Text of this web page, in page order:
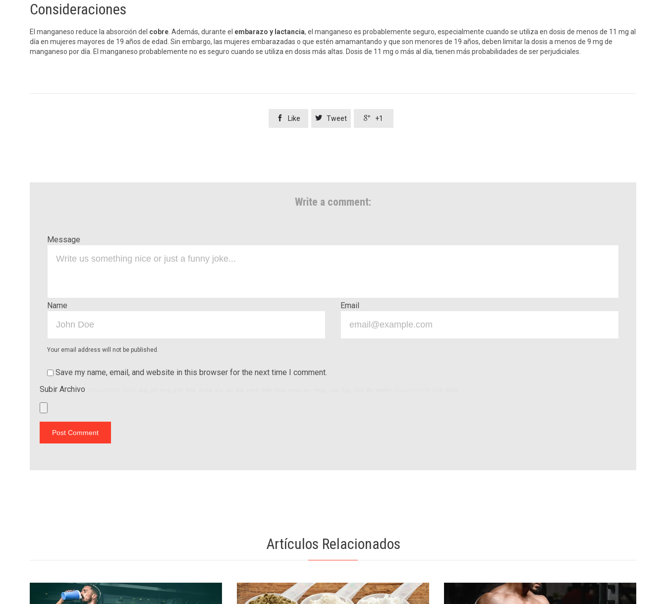
Consideraciones
El manganeso reduce la absorción del cobre. Además, durante el embarazo y lactancia, el manganeso es probablemente seguro, especialmente cuando se utiliza en dosis de menos de 11 mg al
día en mujeres mayores de 19 años de edad. Sin embargo, las mujeres embarazadas o que estén amamantando y que son menores de 19 años, deben limitar la dosis a menos de 9 mg de
manganeso por día. El manganeso probablemente no es seguro cuando se utiliza en dosis más altas. Dosis de 11 mg o más al día, tienen más probabilidades de ser perjudiciales.
 Like  Tweet  +1
Write a comment:
Message
Name Email
Your email address will not be published.
Save my name, email, and website in this browser for the next time I comment.
Subir Archivo
Artículos Relacionados